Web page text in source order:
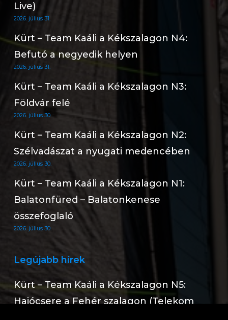
Live)
2026. július 31.
Kürt – Team Kaáli a Kékszalagon N4:
Befutó a negyedik helyen
2026. július 31.
Kürt – Team Kaáli a Kékszalagon N3:
Földvár felé
2026. július 30.
Kürt – Team Kaáli a Kékszalagon N2:
Szélvadászat a nyugati medencében
2026. július 30.
Kürt – Team Kaáli a Kékszalagon N1:
Balatonfüred – Balatonkenese
összefoglaló
2026. július 30.
Legújabb hírek
Kürt – Team Kaáli a Kékszalagon N5:
Hajócsere a Fehér szalagon (Telekom